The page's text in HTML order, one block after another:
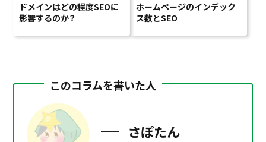
ドメインはどの程度SEOに
影響するのか？
ホームページのインデック
ス数とSEO
このコラムを書いた人
さぽたん